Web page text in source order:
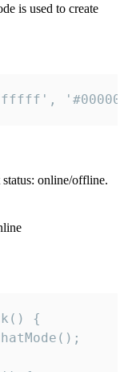
is used to create
online/offline.
{